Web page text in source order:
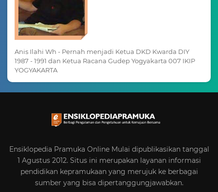
Anis Ilahi Wh - Pernah menjadi Ketua DKD Kwarda DIY
1987 - 1991 dan Ketua Racana Gudep Yogyakarta 007 IKIP
YOGYAKARTA
Ensiklopedia Pramuka Online Mulai dipublikasikan tanggal
1 Agustus 2012. Situs ini merupakan layanan informasi
pendidikan kepramukaan yang merujuk ke berbagai
sumber yang bisa dipertanggungjawabkan.